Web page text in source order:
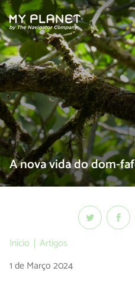
Search:
A nova vida do dom-
Início
Artigos
1 de Março 2024